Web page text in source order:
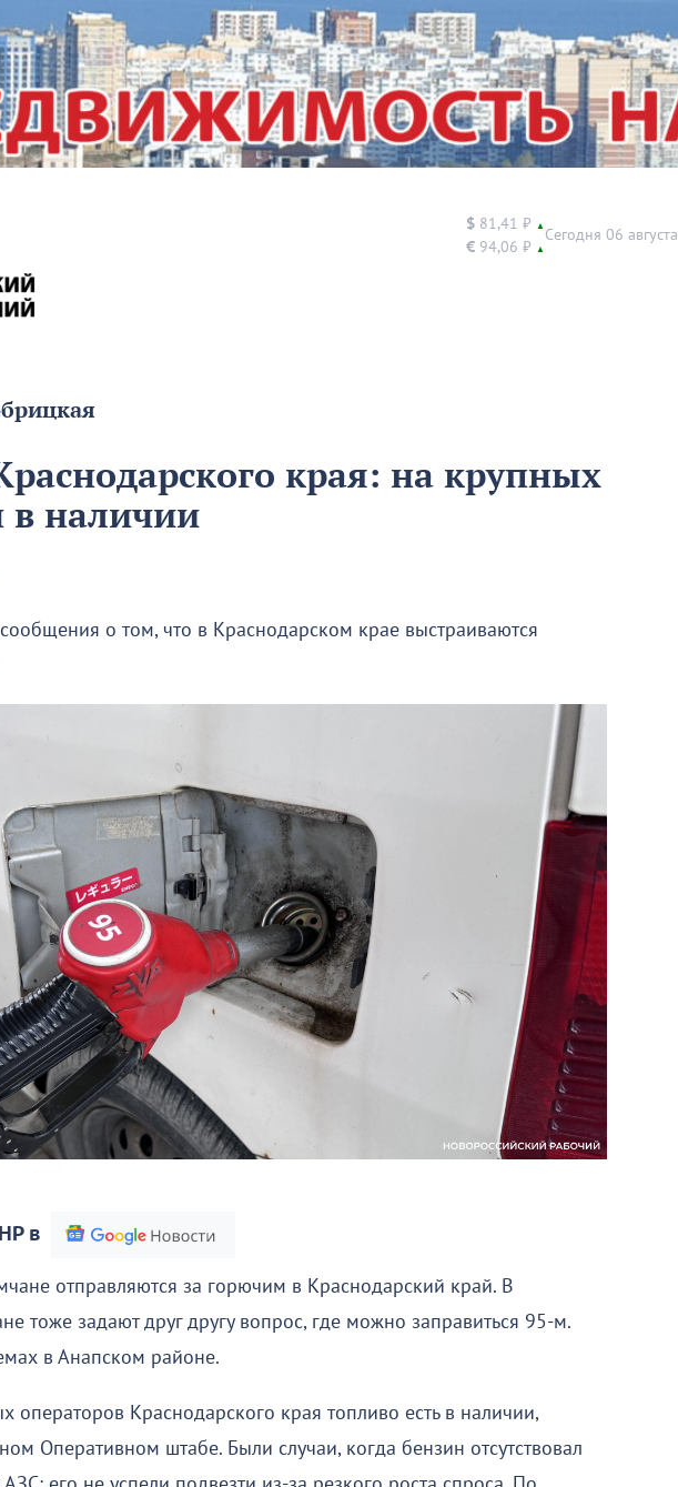
$ 81,41 ₽ ▲
€ 94,06 ₽ ▲
Сегодня 06 августа
края: на крупных
в наличии
о том, что в Краснодарском крае выстраиваются
в
отправляются за горючим в Краснодарский край. В
тоже задают друг другу вопрос, где можно заправиться 95-м.
в Анапском районе.
операторов Краснодарского края топливо есть в наличии,
Оперативном штабе. Были случаи, когда бензин отсутствовал